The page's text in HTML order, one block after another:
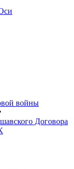
войны
Договора